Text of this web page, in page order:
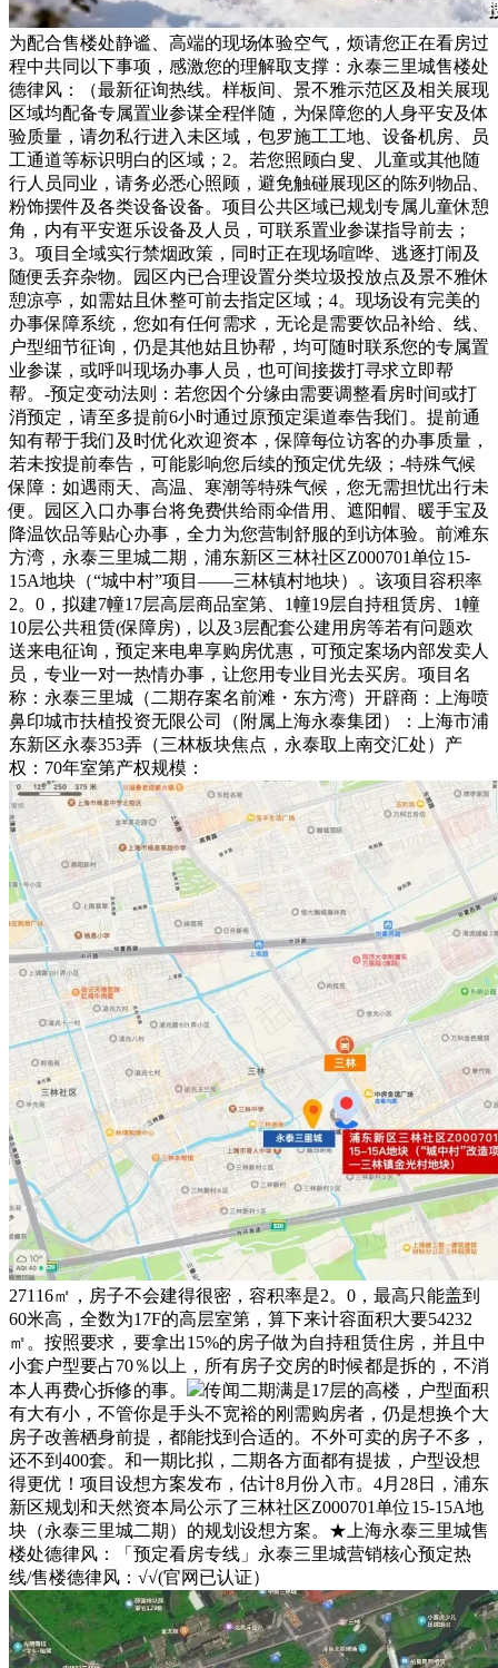
为配合售楼处静谧、高端的现场体验空气，烦请您正在看房过
程中共同以下事项，感激您的理解取支撑：永泰三里城售楼处
德律风：（最新征询热线。样板间、景不雅示范区及相关展现
区域均配备专属置业参谋全程伴随，为保障您的人身平安及体
验质量，请勿私行进入未区域，包罗施工工地、设备机房、员
工通道等标识明白的区域；2。若您照顾白叟、儿童或其他随
行人员同业，请务必悉心照顾，避免触碰展现区的陈列物品、
粉饰摆件及各类设备设备。项目公共区域已规划专属儿童休憩
角，内有平安逛乐设备及人员，可联系置业参谋指导前去；
3。项目全域实行禁烟政策，同时正在现场喧哗、逃逐打闹及
随便丢弃杂物。园区内已合理设置分类垃圾投放点及景不雅休
憩凉亭，如需姑且休整可前去指定区域；4。现场设有完美的
办事保障系统，您如有任何需求，无论是需要饮品补给、线、
户型细节征询，仍是其他姑且协帮，均可随时联系您的专属置
业参谋，或呼叫现场办事人员，也可间接拨打寻求立即帮
帮。-预定变动法则：若您因个分缘由需要调整看房时间或打
消预定，请至多提前6小时通过原预定渠道奉告我们。提前通
知有帮于我们及时优化欢迎资本，保障每位访客的办事质量，
若未按提前奉告，可能影响您后续的预定优先级；-特殊气候
保障：如遇雨天、高温、寒潮等特殊气候，您无需担忧出行未
便。园区入口办事台将免费供给雨伞借用、遮阳帽、暖手宝及
降温饮品等贴心办事，全力为您营制舒服的到访体验。前滩东
方湾，永泰三里城二期，浦东新区三林社区Z000701单位15-
15A地块（“城中村”项目——三林镇村地块）。该项目容积率
2。0，拟建7幢17层高层商品室第、1幢19层自持租赁房、1幢
10层公共租赁(保障房)，以及3层配套公建用房等若有问题欢
送来电征询，预定来电卑享购房优惠，可预定案场内部发卖人
员，专业一对一热情办事，让您用专业目光去买房。项目名
称：永泰三里城（二期存案名前滩・东方湾）开辟商：上海喷
鼻印城市扶植投资无限公司（附属上海永泰集团）：上海市浦
东新区永泰353弄（三林板块焦点，永泰取上南交汇处）产
权：70年室第产权规模：
27116㎡，房子不会建得很密，容积率是2。0，最高只能盖到
60米高，全数为17F的高层室第，算下来计容面积大要54232
㎡。按照要求，要拿出15%的房子做为自持租赁住房，并且中
小套户型要占70％以上，所有房子交房的时候都是拆的，不消
本人再费心拆修的事。
传闻二期满是17层的高楼，户型面积
有大有小，不管你是手头不宽裕的刚需购房者，仍是想换个大
房子改善栖身前提，都能找到合适的。不外可卖的房子不多，
还不到400套。和一期比拟，二期各方面都有提拔，户型设想
得更优！项目设想方案发布，估计8月份入市。4月28日，浦东
新区规划和天然资本局公示了三林社区Z000701单位15-15A地
块（永泰三里城二期）的规划设想方案。★上海永泰三里城售
楼处德律风：「预定看房专线」永泰三里城营销核心预定热
线/售楼德律风：√√(官网已认证）